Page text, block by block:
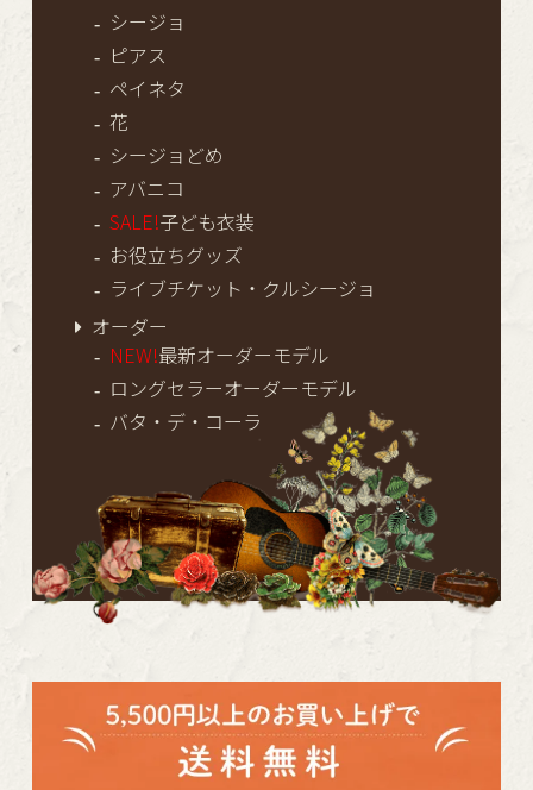
シージョ
ピアス
ペイネタ
花
シージョどめ
アバニコ
SALE!子ども衣装
お役立ちグッズ
ライブチケット・クルシージョ
オーダー
NEW!最新オーダーモデル
ロングセラーオーダーモデル
バタ・デ・コーラ